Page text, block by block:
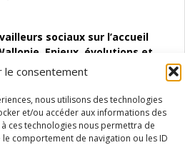
le consentement
nous utilisons des technologies
et/ou accéder aux informations des
ces technologies nous permettra de
comportement de navigation ou les ID
sociaux sur l’accueil
Enjeux, évolutions et
Structures
d’emploi (SAACE)